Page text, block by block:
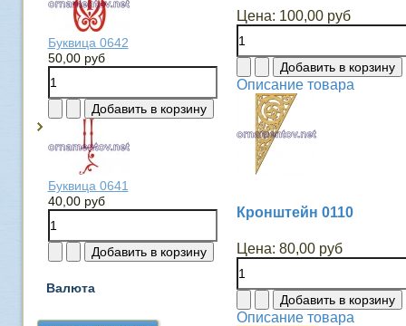
Буквица 0642
50,00 руб
Буквица 0641
40,00 руб
Валюта
Цена: 100,00 руб
Описание товара
Кронштейн 0110
Цена: 80,00 руб
Описание товара